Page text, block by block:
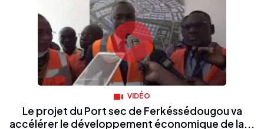
VIDÉO
Le projet du Port sec de Ferkéssédougou va
accélérer le développement économique de la...